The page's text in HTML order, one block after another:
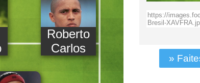
Roberto
Carlos
»